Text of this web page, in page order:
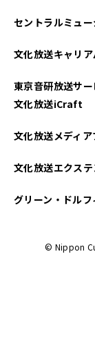
セントラルミュ
文化放送キャリ
東京音研放送サ
文化放送iCraft
文化放送メディ
文化放送エクス
グリーン・ドルフ
© Nippon